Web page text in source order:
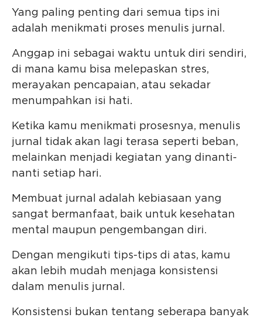
Yang paling penting dari semua tips ini
adalah menikmati proses menulis jurnal.
Anggap ini sebagai waktu untuk diri sendiri,
di mana kamu bisa melepaskan stres,
merayakan pencapaian, atau sekadar
menumpahkan isi hati.
Ketika kamu menikmati prosesnya, menulis
jurnal tidak akan lagi terasa seperti beban,
melainkan menjadi kegiatan yang dinanti-
nanti setiap hari.
Membuat jurnal adalah kebiasaan yang
sangat bermanfaat, baik untuk kesehatan
mental maupun pengembangan diri.
Dengan mengikuti tips-tips di atas, kamu
akan lebih mudah menjaga konsistensi
dalam menulis jurnal.
Konsistensi bukan tentang seberapa banyak